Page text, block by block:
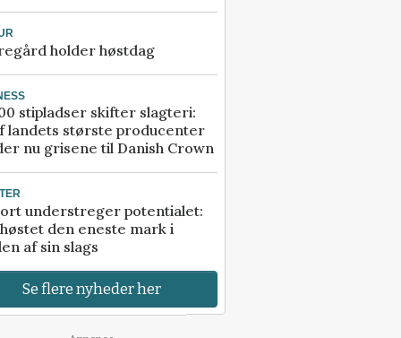
holder høstdag
stipladser skifter slagteri:
landets største producenter
nu grisene til Danish Crown
understreger potentialet:
den eneste mark i
af sin slags
Se flere nyheder her